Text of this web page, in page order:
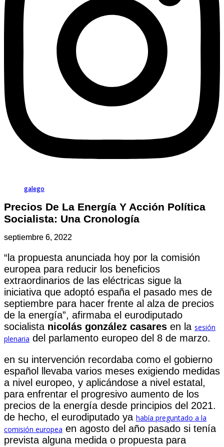
galego
Precios De La Energía Y Acción Política
Socialista: Una Cronología
septiembre 6, 2022
“la propuesta anunciada hoy por la comisión
europea para reducir los beneficios
extraordinarios de las eléctricas sigue la
iniciativa que adoptó españa el pasado mes de
septiembre para hacer frente al alza de precios
de la energía”, afirmaba el eurodiputado
socialista nicolás gonzález casares en la sesión
plenaria del parlamento europeo del 8 de marzo.
en su intervención recordaba como el gobierno
español llevaba varios meses exigiendo medidas
a nivel europeo, y aplicándose a nivel estatal,
para enfrentar el progresivo aumento de los
precios de la energía desde principios del 2021.
de hecho, el eurodiputado ya había preguntado a la
comisión europea en agosto del año pasado si tenía
prevista alguna medida o propuesta para